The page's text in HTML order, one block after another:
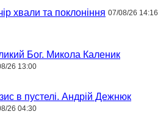
хвали та поклоніння 07/08/26 14:16
Бог. Микола Каленик
26 13:00
в пустелі. Андрій Дежнюк
26 04:30